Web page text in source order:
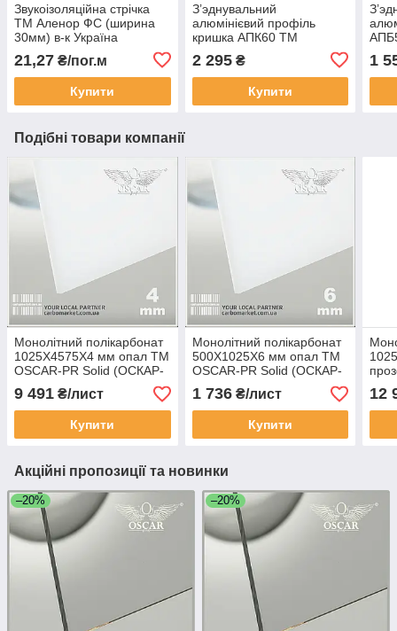
Звукоізоляційна стрічка
ТМ Аленор ФС (ширина
30мм) в-к Україна
21,27 ₴/пог.м
Купити
З’эднувальний
алюмінієвий профіль
кришка АПК60 ТМ
АЛЮПРО 60 мм / довжина
6,1 м не фарбований
(Україна)
2 295₴
Купити
1
Подібні товари компанії
Монолітний полікарбонат
1025Х4575Х4 мм опал TM
OSCAR-PR Solid (ОСКАР-
Преміум) Сербія
9 491 ₴/лист
Купити
Монолітний полікарбонат
500Х1025Х6 мм опал TM
OSCAR-PR Solid (ОСКАР-
Преміум) Сербія
1 736₴/лист
Купити
12
Акційні пропозиції та новинки
–20% –20%